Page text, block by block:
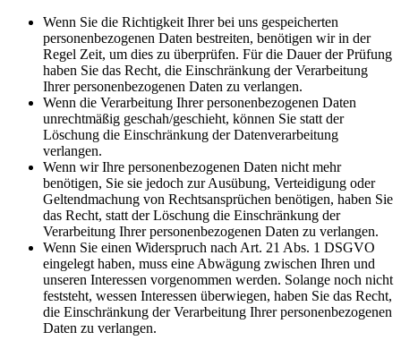
Wenn Sie die Richtigkeit Ihrer bei uns gespeicherten
personenbezogenen Daten bestreiten, benötigen wir in der
Regel Zeit, um dies zu überprüfen. Für die Dauer der Prüfung
haben Sie das Recht, die Einschränkung der Verarbeitung
Ihrer personenbezogenen Daten zu verlangen.
Wenn die Verarbeitung Ihrer personenbezogenen Daten
unrechtmäßig geschah/geschieht, können Sie statt der
Löschung die Einschränkung der Datenverarbeitung
verlangen.
Wenn wir Ihre personenbezogenen Daten nicht mehr
benötigen, Sie sie jedoch zur Ausübung, Verteidigung oder
Geltendmachung von Rechtsansprüchen benötigen, haben Sie
das Recht, statt der Löschung die Einschränkung der
Verarbeitung Ihrer personenbezogenen Daten zu verlangen.
Wenn Sie einen Widerspruch nach Art. 21 Abs. 1 DSGVO
eingelegt haben, muss eine Abwägung zwischen Ihren und
unseren Interessen vorgenommen werden. Solange noch nicht
feststeht, wessen Interessen überwiegen, haben Sie das Recht,
die Einschränkung der Verarbeitung Ihrer personenbezogenen
Daten zu verlangen.